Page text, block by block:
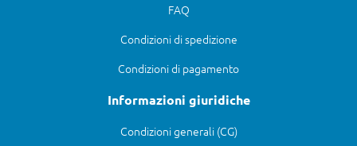
FAQ
Condizioni di spedizione
Condizioni di pagamento
Informazioni giuridiche
Condizioni generali (CG)